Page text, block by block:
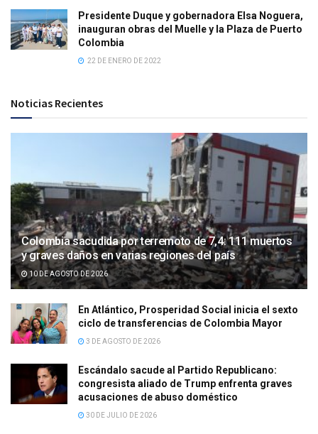
Presidente Duque y gobernadora Elsa Noguera,
inauguran obras del Muelle y la Plaza de Puerto
Colombia
22 DE ENERO DE 2022
Noticias Recientes
Colombia sacudida por terremoto de 7,4: 111 muertos
y graves daños en varias regiones del país
10 DE AGOSTO DE 2026
En Atlántico, Prosperidad Social inicia el sexto
ciclo de transferencias de Colombia Mayor
3 DE AGOSTO DE 2026
Escándalo sacude al Partido Republicano:
congresista aliado de Trump enfrenta graves
acusaciones de abuso doméstico
30 DE JULIO DE 2026